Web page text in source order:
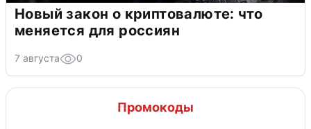
Новый закон о криптовалюте: что
меняется для россиян
7 августа 0
Промокоды